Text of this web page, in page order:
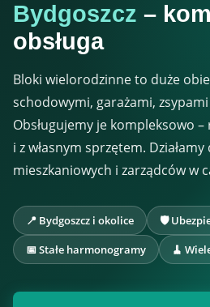
Bydgoszcz –
obsługa
Bloki wielorodzinne to duże
schodowymi, garażami,
Obsługujemy je kompleksowo
i z własnym sprzętem.
mieszkaniowych i zarządców w
📍 Bydgoszcz i okolice
🛡️
📅 Stałe harmonogramy
🧹